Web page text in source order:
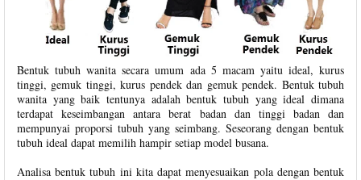
Bentuk tubuh wanita secara umum ada 5 macam yaitu ideal, kurus
tinggi, gemuk tinggi, kurus pendek dan gemuk pendek. Bentuk tubuh
wanita yang baik tentunya adalah bentuk tubuh yang ideal dimana
terdapat keseimbangan antara berat badan dan tinggi badan dan
mempunyai proporsi tubuh yang seimbang. Seseorang dengan bentuk
tubuh ideal dapat memilih hampir setiap model busana.
Analisa bentuk tubuh ini kita dapat menyesuaikan pola dengan bentuk